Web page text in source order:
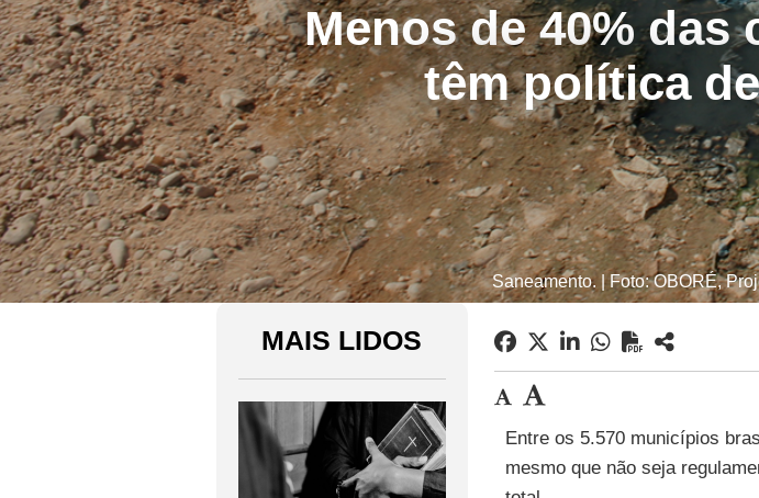
Menos de 40% das
têm política
Saneamento. | Foto: OBORÉ,
MAIS LIDOS
Entre os 5.570 municípios
mesmo que não seja